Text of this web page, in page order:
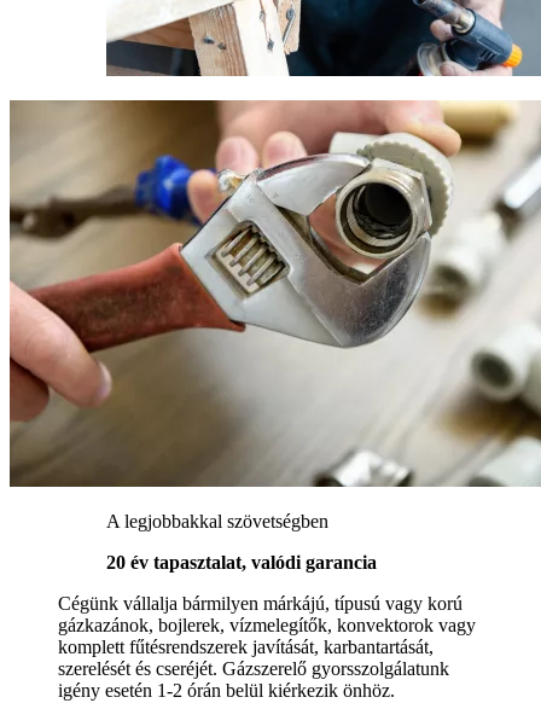
A legjobbakkal szövetségben
20 év tapasztalat, valódi garancia
Cégünk vállalja bármilyen márkájú, típusú vagy korú
gázkazánok, bojlerek, vízmelegítők, konvektorok vagy
komplett fűtésrendszerek javítását, karbantartását,
szerelését és cseréjét. Gázszerelő gyorsszolgálatunk
igény esetén 1-2 órán belül kiérkezik önhöz.